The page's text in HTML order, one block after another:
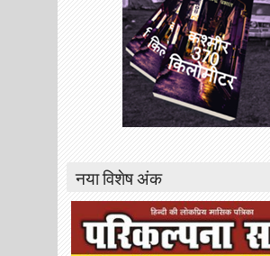
नया विशेष अंक